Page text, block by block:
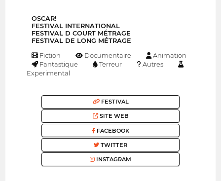
OSCAR!
FESTIVAL INTERNATIONAL
FESTIVAL D COURT MÉTRAGE
FESTIVAL DE LONG MÉTRAGE
Fiction Documentaire
Animation
Fantastique
Terreur
Autres
Experimental
FESTIVAL
SITE WEB
FACEBOOK
TWITTER
INSTAGRAM